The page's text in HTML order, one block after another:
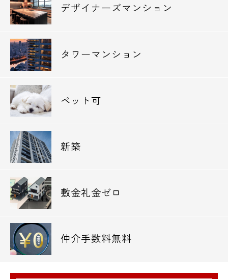
デザイナーズマンション
タワーマンション
ペット可
新築
敷金礼金ゼロ
仲介手数料無料